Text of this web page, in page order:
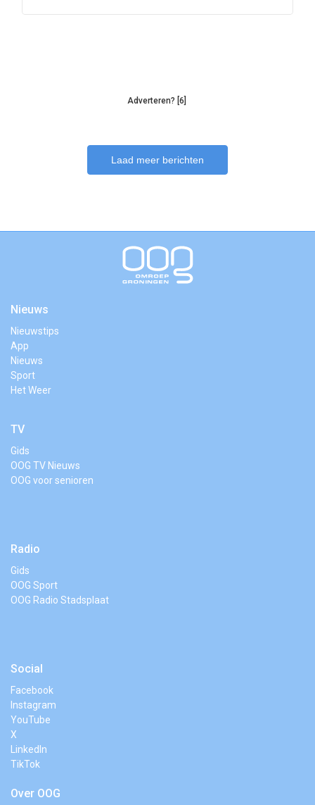
Adverteren? [6]
Laad meer berichten
Nieuws
Nieuwstips
App
Nieuws
Sport
Het Weer
TV
Gids
OOG TV Nieuws
OOG voor senioren
Radio
Gids
OOG Sport
OOG Radio Stadsplaat
Social
Facebook
Instagram
YouTube
X
LinkedIn
TikTok
Over OOG